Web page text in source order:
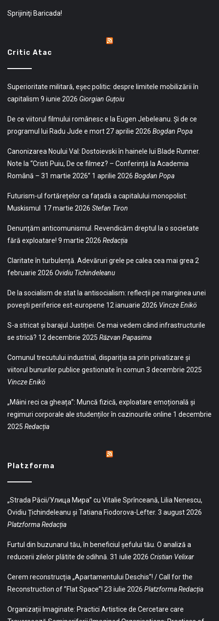
Sprijiniţi Baricada!
Critic Atac
Superioritate militară, eșec politic: despre limitele mobilizării în
capitalism 9 iunie 2026 Giorgian Guțoiu
De ce viitorul filmului românesc e la Eugen Jebeleanu. Și de ce
programul lui Radu Jude e mort27 aprilie 2026 Bogdan Popa
Canonizarea Noului Val: Dostoievski în hainele lui Blade Runner.
Note la “Cristi Puiu, De ce filmez? – Conferință la Academia
Română – 31 martie 2026” 1 aprilie 2026 Bogdan Popa
Futurism-ul fortărețelor ca fațadă a capitalului monopolist:
Muskismul 17 martie 2026 Stefan Tiron
Denunțăm anticomunismul. Revendicăm dreptul la o societate
fără exploatare! 9 martie 2026 Redacția
Claritate în turbulență. Adevăruri grele pe calea cea mai grea 2
februarie 2026 Ovidiu Tichindeleanu
De la socialism de stat la antisocialism: reflecții pe marginea unei
povești periferice est-europene 12 ianuarie 2026 Vincze Enikö
S-a stricat și barajul Justiției. Ce mai vedem când infrastructurile
se strică? 12 decembrie 2025 Răzvan Papasima
Comunul trecutului industrial, dispariția sa prin privatizare și
viitorul bunurilor publice gestionate în comun 3 decembrie 2025
Vincze Enikö
„Mâini reci ca gheața”: Muncă fizică, exploatare emoțională și
regimuri corporale ale studenților în cazinourile online 1 decembrie
2025 Redacția
Platzforma
„Strada Păcii/Улица Мира” cu Vitalie Sprînceană, Lilia Nenescu,
Ovidiu Țichindeleanu și Tatiana Fiodorova-Lefter. 3 august 2026
Platzforma Redacția
Furtul din buzunarul tău, în beneficiul șefului tău. O analiză a
reducerii zilelor plătite de odihnă. 31 iulie 2026 Cristian Velixar
Cerem reconstrucția „Apartamentului Deschis”! / Call for the
Reconstruction of ”Flat Space”! 23 iulie 2026 Platzforma Redacția
Organizații Imaginate: Practici Artistice de Cercetare care